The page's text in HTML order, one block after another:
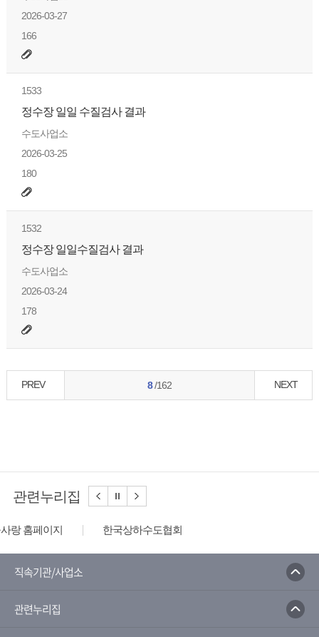
2026-03-27
166
1533
정수장 일일 수질검사 결과
수도사업소
2026-03-25
180
1532
정수장 일일수질검사 결과
수도사업소
2026-03-24
178
PREV 8/162 NEXT
관련누리집
한국상하수도협회
스템
국가지하수정보센터
직속기관/사업소
관련누리집